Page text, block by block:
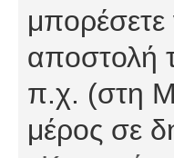
μπορέσετε
αποστολή
π.χ. (στη
μέρος σε